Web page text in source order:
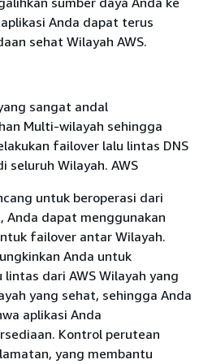
Anda dapat terus
sehat Wilayah AWS.
sangat andal
Multi-wilayah sehingga
failover lalu lintas DNS
seluruh Wilayah. AWS
untuk beroperasi dari
Anda dapat menggunakan
failover antar Wilayah.
Anda untuk
dari AWS Wilayah yang
yang sehat, sehingga Anda
aplikasi Anda
Kontrol perutean
yang membantu